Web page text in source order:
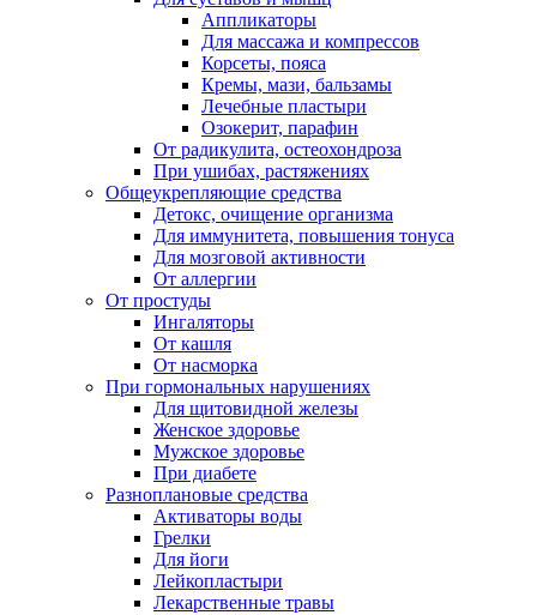
Аппликаторы
Для массажа и компрессов
Корсеты, пояса
Кремы, мази, бальзамы
Лечебные пластыри
Озокерит, парафин
От радикулита, остеохондроза
При ушибах, растяжениях
Общеукрепляющие средства
Детокс, очищение организма
Для иммунитета, повышения тонуса
Для мозговой активности
От аллергии
От простуды
Ингаляторы
От кашля
От насморка
При гормональных нарушениях
Для щитовидной железы
Женское здоровье
Мужское здоровье
При диабете
Разноплановые средства
Активаторы воды
Грелки
Для йоги
Лейкопластыри
Лекарственные травы